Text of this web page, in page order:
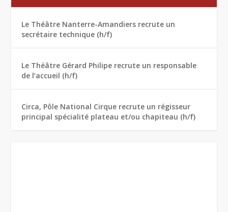
Le Théâtre Nanterre-Amandiers recrute un
secrétaire technique (h/f)
Le Théâtre Gérard Philipe recrute un responsable
de l’accueil (h/f)
Circa, Pôle National Cirque recrute un régisseur
principal spécialité plateau et/ou chapiteau (h/f)